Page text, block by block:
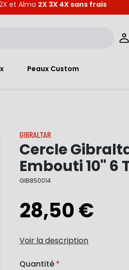
et Alma 2X 3X 4X sans frais
Peaux Custom
GIBRALTAR
Cercle
Embouti 10"
GIB850014
28,50 €
Voir la description
Quantité